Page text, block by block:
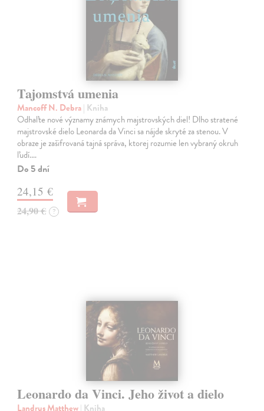
Tajomstvá umenia
Mancoff N. Debra| Kniha
Odhaľte nové významy známych majstrovských diel! Dlho stratené
majstrovské dielo Leonarda da Vinci sa nájde skryté za stenou. V
obraze je zašifrovaná tajná správa, ktorej rozumie len vybraný okruh
ľudí.…
Do 5 dní
24,15 €
24,90 € ?
Leonardo da Vinci. Jeho život a dielo
Landrus Matthew| Kniha